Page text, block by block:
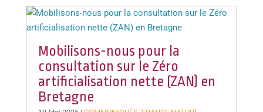
Mobilisons-nous pour la
consultation sur le Zéro
artificialisation nette (ZAN) en
Bretagne